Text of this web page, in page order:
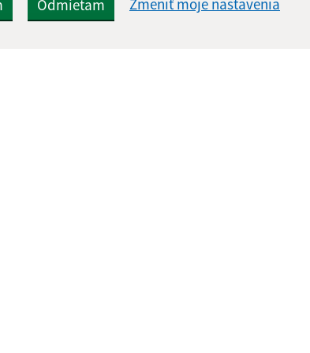
Odmietam Zmeniť moje nastavenia